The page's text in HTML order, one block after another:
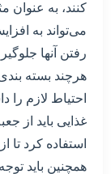
کنند، به عنوان
می‌تواند به
رفتن آنها
هرچند بسته
احتیاط لازم را
غذایی باید از
استفاده کرد
همچنین باید